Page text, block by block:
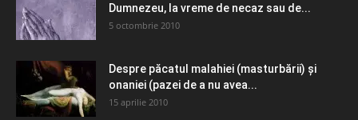
Dumnezeu, la vreme de necaz sau de...
5 octombrie 2010
Despre păcatul malahiei (masturbării) şi
onaniei (pazei de a nu avea...
15 aprilie 2010